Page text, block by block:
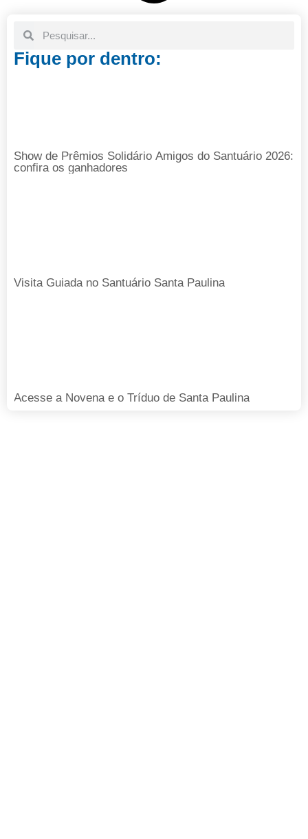
Fique por dentro:
Show de Prêmios Solidário Amigos do Santuário 2026:
confira os ganhadores
Visita Guiada no Santuário Santa Paulina
Acesse a Novena e o Tríduo de Santa Paulina